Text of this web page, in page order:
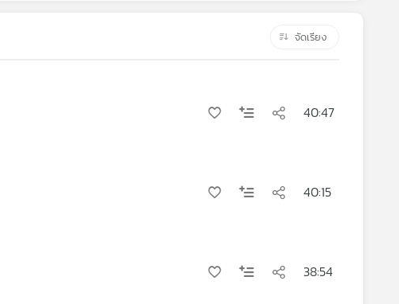
จัดเรียง
40:47
40:15
38:54